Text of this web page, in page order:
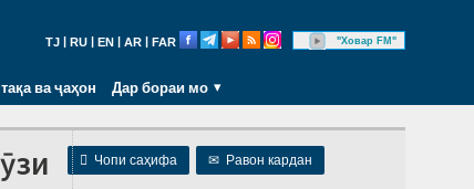
TJ RU EN AR FAR "Ховар FM"
ва ҷаҳон Дар бораи мо
 Чопи саҳифа ✉ Равон кардан